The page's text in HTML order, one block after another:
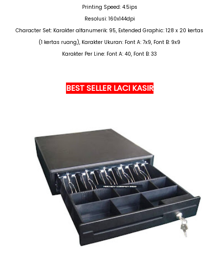
Printing Speed: 4.5ips
Resolusi: 160x144dpi
Character Set: Karakter alfanumerik: 95, Extended Graphic: 128 x 20 kertas
(1 kertas ruang), Karakter Ukuran: Font A: 7x9, Font B: 9x9
Karakter Per Line: Font A: 40, Font B: 33
BEST SELLER LACI KASIR